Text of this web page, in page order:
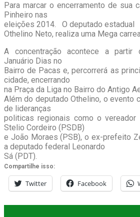
Para marcar o encerramento de sua
Pinheiro nas
eleições 2014. O deputado estadual
Othelino Neto, realiza uma Mega
A concentração acontece a partir
Januário Dias no
Bairro de Pacas e, percorrerá as
cidade, encerrando
na Praça da Liga no Bairro do Antigo
Além do deputado Othelino, o evento
de lideranças
politicas regionais como o vereador
Stelio Cordeiro (PSDB)
e João Moraes (PSB), o ex-prefeito
a deputado federal Leonardo
Sá (PDT).
Compartilhe isso:
Twitter Facebook